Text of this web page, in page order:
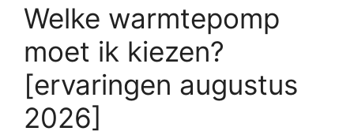
Welke warmtepomp
moet ik kiezen?
[ervaringen augustus
2026]